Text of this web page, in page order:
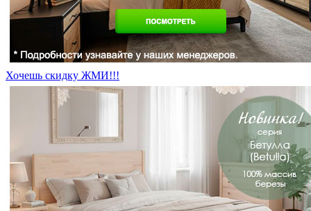
Хочешь скидку ЖМИ!!!